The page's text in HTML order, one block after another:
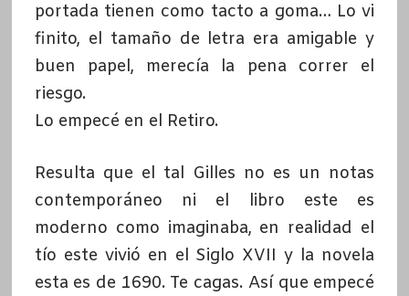
portada tienen como tacto a goma… Lo vi
finito, el tamaño de letra era amigable y
buen papel, merecía la pena correr el
riesgo.
Lo empecé en el Retiro.
Resulta que el tal Gilles no es un notas
contemporáneo ni el libro este es
moderno como imaginaba, en realidad el
tío este vivió en el Siglo XVII y la novela
esta es de 1690. Te cagas. Así que empecé